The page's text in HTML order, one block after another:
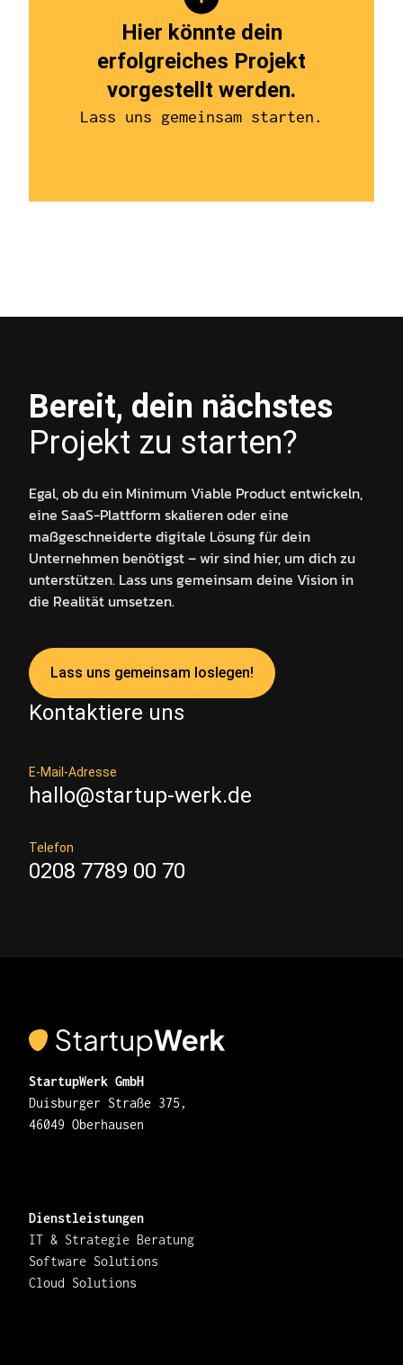
Hier könnte dein
erfolgreiches Projekt
vorgestellt werden.
Lass uns gemeinsam starten.
Bereit, dein nächstes
Projekt zu starten?
Egal, ob du ein Minimum Viable Product entwickeln,
eine SaaS-Plattform skalieren oder eine
maßgeschneiderte digitale Lösung für dein
Unternehmen benötigst – wir sind hier, um dich zu
unterstützen. Lass uns gemeinsam deine Vision in
die Realität umsetzen.
Lass uns gemeinsam loslegen!
Kontaktiere uns
E-Mail-Adresse
hallo@startup-werk.de
Telefon
0208 7789 00 70
StartupWerk GmbH
Duisburger Straße 375,
46049 Oberhausen
Dienstleistungen
IT & Strategie Beratung
Software Solutions
Cloud Solutions